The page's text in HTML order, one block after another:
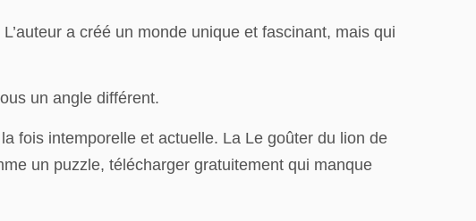
a créé un monde unique et fascinant, mais qui
un angle différent.
fois intemporelle et actuelle. La Le goûter du lion de
un puzzle, télécharger gratuitement qui manque